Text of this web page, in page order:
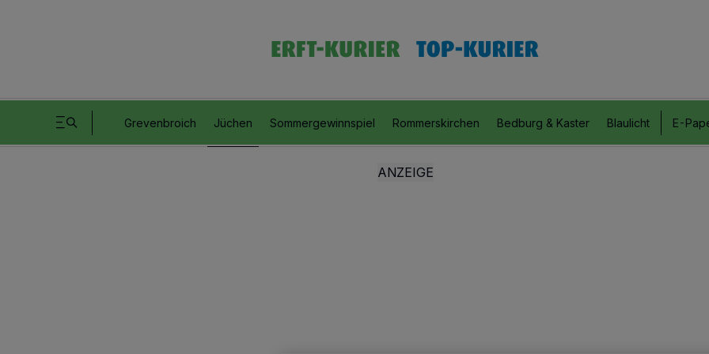
Grevenbroich Jüchen Sommergewinnspiel Rommerskirchen Bedburg & Kaster Blaulicht E-